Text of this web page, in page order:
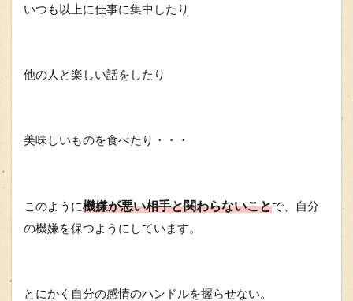
いつも以上に仕事に集中したり
他の人と楽しい話をしたり
美味しいものを食べたり・・・
このように機嫌が悪い相手と関わらないことで、自分
の機嫌を保つようにしています。
とにかく自分の感情のハンドルを握らせない。